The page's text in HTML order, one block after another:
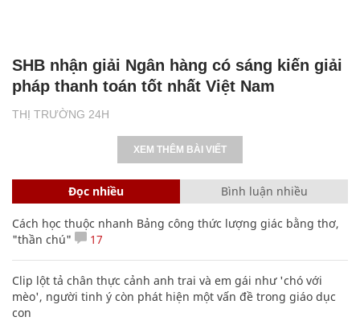
THỊ TRƯỜNG 24H
SHB nhận giải Ngân hàng có sáng kiến giải
pháp thanh toán tốt nhất Việt Nam
XEM THÊM BÀI VIẾT
Đọc nhiều Bình luận nhiều
Cách học thuộc nhanh Bảng công thức lượng giác bằng thơ,
"thần chú"
17
Clip lột tả chân thực cảnh anh trai và em gái như 'chó với
mèo', người tinh ý còn phát hiện một vấn đề trong giáo dục
con